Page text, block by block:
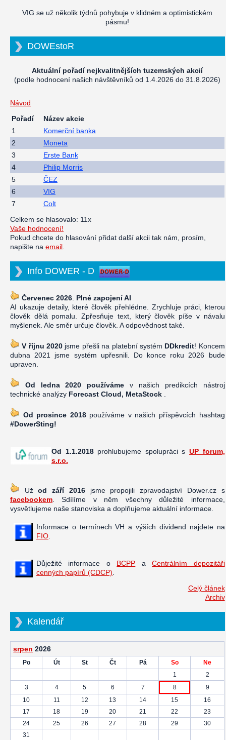
VIG se už několik týdnů pohybuje v klidném a optimistickém
pásmu!
DOWEstoR
Aktuální pořadí nejkvalitnějších tuzemských akcií
(podle hodnocení našich návštěvníků od 1.4.2026 do 31.8.2026)
Návod
Pořadí
Název akcie
1
Komerční banka
2
Moneta
3
Erste Bank
4
Philip Morris
5
ČEZ
6
VIG
7
Colt
Celkem se hlasovalo: 11x
Vaše hodnocení!
Pokud chcete do hlasování přidat další akcii tak nám, prosím,
napište na email
Info DOWER - D
Červenec 2026 Plné zapojení AI
AI ukazuje detaily, které člověk přehlédne. Zrychluje práci, kterou
člověk dělá pomalu. Zpřesňuje text, který člověk píše v návalu
myšlenek. Ale směr určuje člověk. A odpovědnost také.
V říjnu 2020 jsme přešli na platební systém DDkredit! Koncem
dubna 2021 jsme systém upřesnili. Do konce roku 2026 bude
upraven.
Od ledna 2020 používáme v našich predikcích nástroj
technické analýzy Forecast Cloud, MetaStock
Od prosince 2018používáme v našich příspěvcích hashtag
#DowerSting!
Od 1.1.2018prohlubujeme spolupráci sUP forum,
s.r.o.
Užod září 2016jsme propojili zpravodajství Dower.cz s
facebookem . Sdílíme v něm všechny důležité informace,
vysvětlujeme naše stanoviska a doplňujeme aktuální informace.
Informace o termínech VH a výších dividend najdete na
FIO
Důježité informace o BCPP aCentrálním depozitáři
cenných papírů (CDCP)
Celý článek
Archiv
Kalendář
srpen 2026
Po Út St Čt Pá So
Ne
1
2
3
4 5 6 7 8
9
10
11 12 13 14 15
16
17
18 19 20 21 22
23
24
25 26 27 28 29
30
31